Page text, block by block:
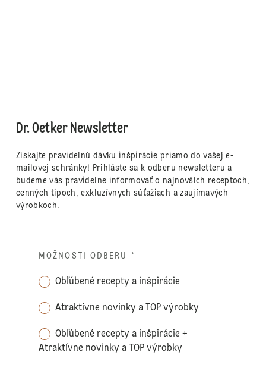
Dr. Oetker Newsletter
Získajte pravidelnú dávku inšpirácie priamo do vašej e-
mailovej schránky! Prihláste sa k odberu newsletteru a
budeme vás pravidelne informovať o najnovších receptoch,
cenných tipoch, exkluzívnych súťažiach a zaujímavých
výrobkoch.
MOŽNOSTI ODBERU *
Obľúbené recepty a inšpirácie
Atraktívne novinky a TOP výrobky
Obľúbené recepty a inšpirácie +
Atraktívne novinky a TOP výrobky